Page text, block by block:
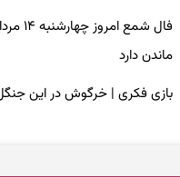
ماندن دارد
بازی فکری | خرگوش در این جنگل پنهان شده؛ فقط ۷